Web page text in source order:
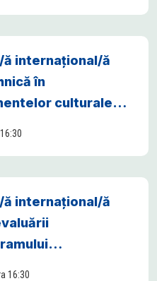
internațional/ă
în
culturale în
internațional/ă
16:30